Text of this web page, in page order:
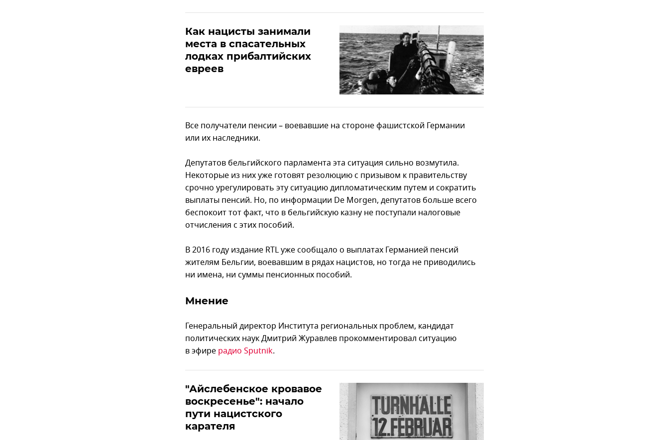
Как нацисты занимали
места в спасательных
лодках прибалтийских
евреев
Все получатели пенсии – воевавшие на стороне фашистской Германии
или их наследники.
Депутатов бельгийского парламента эта ситуация сильно возмутила.
Некоторые из них уже готовят резолюцию с призывом к правительству
срочно урегулировать эту ситуацию дипломатическим путем и сократить
выплаты пенсий. Но, по информации De Morgen, депутатов больше всего
беспокоит тот факт, что в бельгийскую казну не поступали налоговые
отчисления с этих пособий.
В 2016 году издание RTL уже сообщало о выплатах Германией пенсий
жителям Бельгии, воевавшим в рядах нацистов, но тогда не приводились
ни имена, ни суммы пенсионных пособий.
Мнение
Генеральный директор Института региональных проблем, кандидат
политических наук Дмитрий Журавлев прокомментировал ситуацию
в эфире радио Sputnik.
"Айслебенское кровавое
воскресенье": начало
пути нацистского
карателя